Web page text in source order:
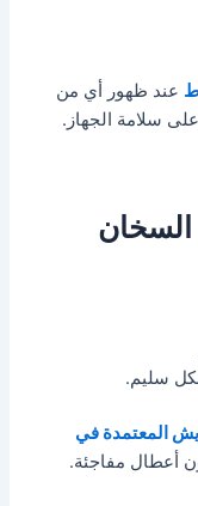
عند ظهور أي من
سلامة الجهاز.
سليم.
المعتمدة في
أعطال مفاجئة.